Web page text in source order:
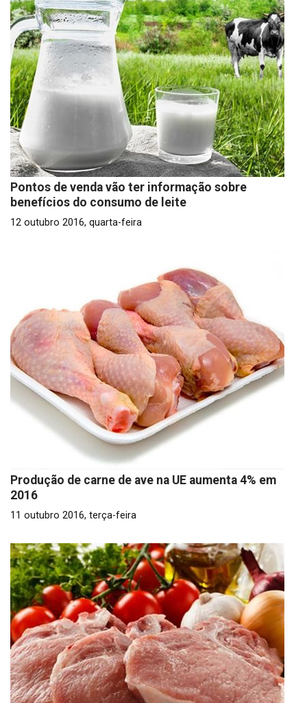
Pontos de venda vão ter informação sobre
benefícios do consumo de leite
12 outubro 2016, quarta-feira
Produção de carne de ave na UE aumenta 4% em
2016
11 outubro 2016, terça-feira